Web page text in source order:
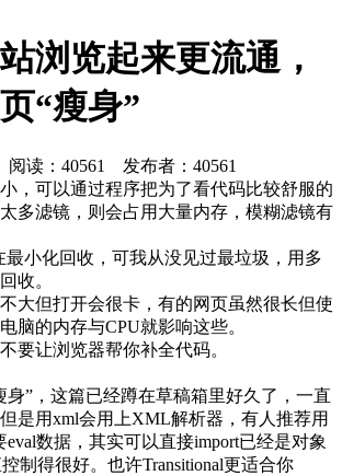
浏览起来更流通，
“瘦身”
阅读： 40561
发布者：40561
，可以通过程序把为了看代码比较舒服的
多滤镜，则会占用大量内存，模糊滤镜有
最小化回收，可我从没见过最垃圾，用多
收。
大但打开会很卡，有的网页虽然很长但使
脑的内存与CPU就影响这些。
要让浏览器帮你补全代码。
”， 这篇已经蹲在草稿箱里好久了，一直
是用xml会用上XML解析器，有人推荐用
eval数据，其实可以直接import已经是对象
制得很好。也许Transitional更适合你